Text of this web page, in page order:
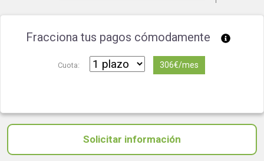
Fracciona tus pagos cómodamente
Cuota: 306€/mes
Solicitar información